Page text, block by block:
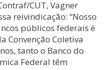
CUT, Vagner
reivindicação: “Nosso
públicos federais é
Convenção Coletiva
tanto o Banco do
Federal têm